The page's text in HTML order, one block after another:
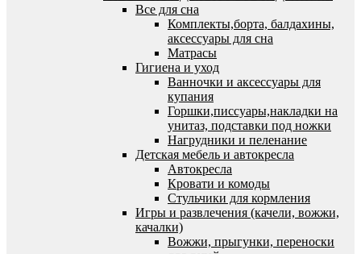
Все для сна
Комплекты,борта, балдахины,
аксессуары для сна
Матрасы
Гигиена и уход
Ванночки и аксессуары для
купания
Горшки,писсуары,накладки на
унитаз, подставки под ножки
Нагрудники и пеленание
Детская мебель и автокресла
Автокресла
Кровати и комоды
Стульчики для кормления
Игры и развлечения (качели, вожжи,
качалки)
Вожжи, прыгунки, переноски